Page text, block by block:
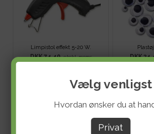
Vælg venligst
Hvordan ønsker du at
Privat
Limpistol effekt 5-20 W.
DKK 74,40ekskl. moms
Evt. fragt tillægges.
DKK
Evt.